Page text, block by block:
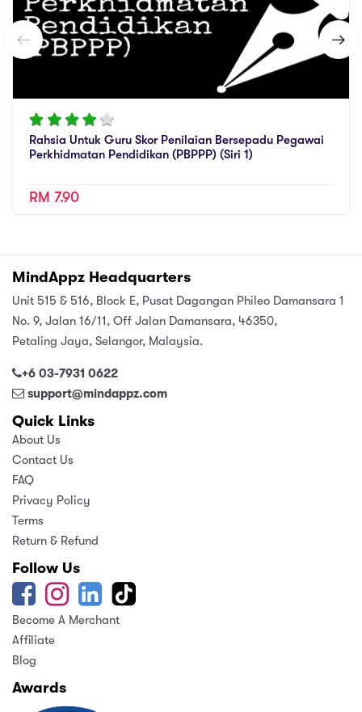
Rahsia Untuk Guru Skor Penilaian Bersepadu Pegawai
Perkhidmatan Pendidikan (PBPPP) (Siri 1)
RM 7.90
MindAppz Headquarters
Unit 515 & 516, Block E, Pusat Dagangan Phileo Damansara 1
No. 9, Jalan 16/11, Off Jalan Damansara, 46350,
Petaling Jaya, Selangor, Malaysia.
+6 03-7931 0622
support@mindappz.com
Quick Links
About Us
Contact Us
FAQ
Privacy Policy
Terms
Return & Refund
Follow Us
Become A Merchant
Affiliate
Blog
Awards